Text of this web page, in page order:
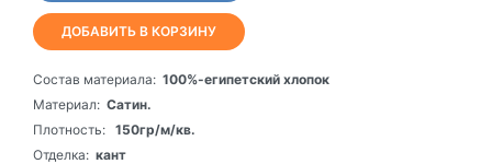
ДОБАВИТЬ В КОРЗИНУ
Состав материала: 100%-египетский хлопок
Материал: Сатин.
Плотность: 150гр/м/кв.
Отделка: кант